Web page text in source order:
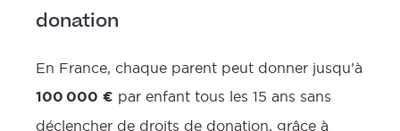
donation
En France, chaque parent peut donner jusqu’à
100 000 € par enfant tous les 15 ans sans
déclencher de droits de donation, grâce à